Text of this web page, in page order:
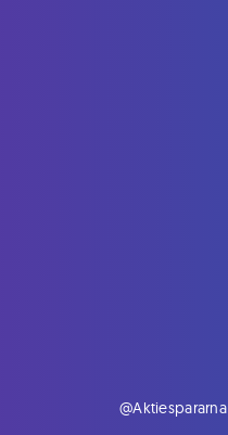
@Aktiespararna